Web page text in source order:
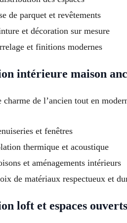
de parquet et revêtements
et décoration sur mesure
et finitions modernes
intérieure maison
charme de l’ancien tout en
et fenêtres
thermique et acoustique
et aménagements intérieurs
de matériaux respectueux et
loft et espaces ouverts